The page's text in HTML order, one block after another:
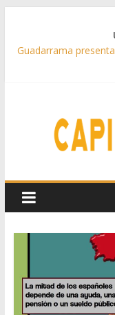
Guadarrama
Hey Kid e Inazio en
Boadilla destinó
beneficios fiscales en